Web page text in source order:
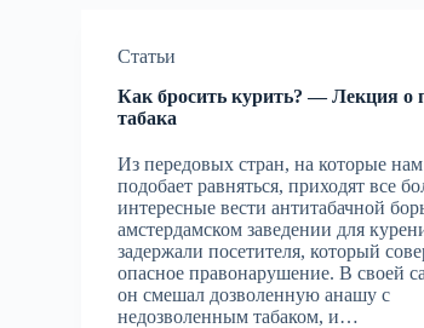
Статьи
Как бросить курить? — Лекция о
табака
Из передовых стран, на которые
подобает равняться, приходят все
интересные вести антитабачной
амстердамском заведении для
задержали посетителя, который
опасное правонарушение. В своей
он смешал дозволенную анашу с
недозволенным табаком, и…